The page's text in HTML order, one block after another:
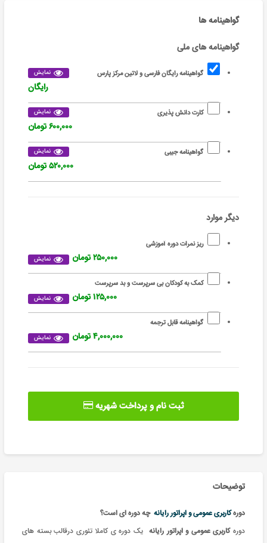
گواهینامه ها
گواهینامه های ملی
گواهینامه رایگان فارسی و لاتین مرکز پارس نمایش
رایگان
کارت دانش پذیری نمایش
۶۰۰,۰۰۰ تومان
گواهینامه جیبی نمایش
۵۲۰,۰۰۰ تومان
دیگر موارد
ریز نمرات دوره آموزشی
نمایش ۲۵۰,۰۰۰ تومان
کمک به کودکان بی سرپرست و بد سرپرست
نمایش ۱۲۵,۰۰۰ تومان
گواهینامه قابل ترجمه
نمایش ۴,۰۰۰,۰۰۰ تومان
ثبت نام و پرداخت شهریه
توضیحات
دورهکاربری عمومی و اپراتور رایانه چه دوره ای است؟
دوره کاربری عمومی و اپراتور رایانه یک دوره ی کاملا تئوری درقالب بسته های